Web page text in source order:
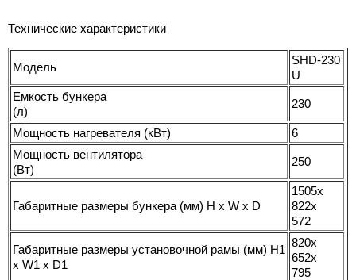
Технические характеристики
Модель
SHD-230
U
Емкость бункера
(л)
230
Мощность нагревателя (кВт)
6
Мощность вентилятора
(Вт)
250
Габаритные размеры бункера (мм) H x W x D
1505x
822x
572
Габаритные размеры установочной рамы (мм) H1
x W1 x D1
820x
652x
795